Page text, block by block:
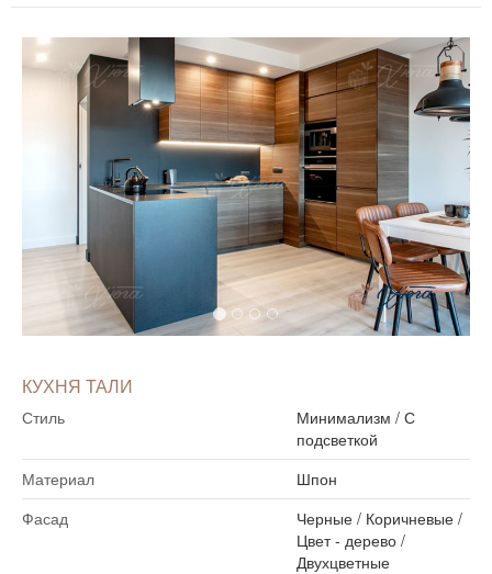
КУХНЯ ТАЛИ
Стиль Минимализм / С
подсветкой
Материал
Шпон
Фасад
Черные/ Коричневые/
Цвет - дерево/
Двухцветные